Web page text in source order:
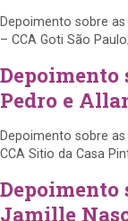
Depoimento sobre
– CCA Goti São
Depoimento
Pedro e
Depoimento sobre
CCA Sitio da Casa
Depoimento
Jamille